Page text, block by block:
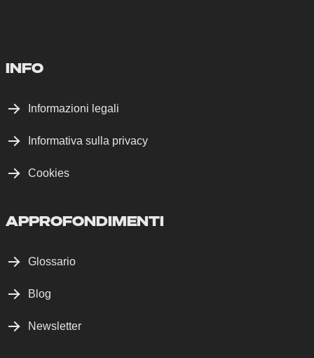
INFO
Informazioni legali
Informativa sulla privacy
Cookies
APPROFONDIMENTI
Glossario
Blog
Newsletter